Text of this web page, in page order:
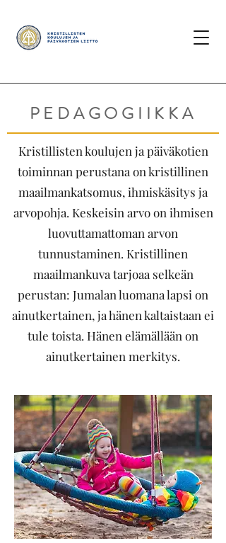
PEDAGOGIIKKA
Kristillisten koulujen ja päiväkotien
toiminnan perustana on kristillinen
maailmankatsomus, ihmiskäsitys ja
arvopohja. Keskeisin arvo on ihmisen
luovuttamattoman arvon
tunnustaminen. Kristillinen
maailmankuva tarjoaa selkeän
perustan: Jumalan luomana lapsi on
ainutkertainen, ja hänen kaltaistaan ei
tule toista. Hänen elämällään on
ainutkertainen merkitys.